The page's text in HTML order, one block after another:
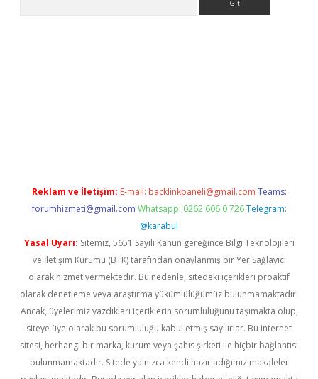
Reklam ve İletişim: E-mail: backlinkpaneli@gmail.com Teams:
forumhizmeti@gmail.com Whatsapp: 0262 606 0 726 Telegram:
@karabul
Yasal Uyarı: Sitemiz, 5651 Sayılı Kanun gereğince Bilgi Teknolojileri
ve İletişim Kurumu (BTK) tarafından onaylanmış bir Yer Sağlayıcı
olarak hizmet vermektedir. Bu nedenle, sitedeki içerikleri proaktif
olarak denetleme veya araştırma yükümlülüğümüz bulunmamaktadır.
Ancak, üyelerimiz yazdıkları içeriklerin sorumluluğunu taşımakta olup,
siteye üye olarak bu sorumluluğu kabul etmiş sayılırlar. Bu internet
sitesi, herhangi bir marka, kurum veya şahıs şirketi ile hiçbir bağlantısı
bulunmamaktadır. Sitede yalnızca kendi hazırladığımız makaleler